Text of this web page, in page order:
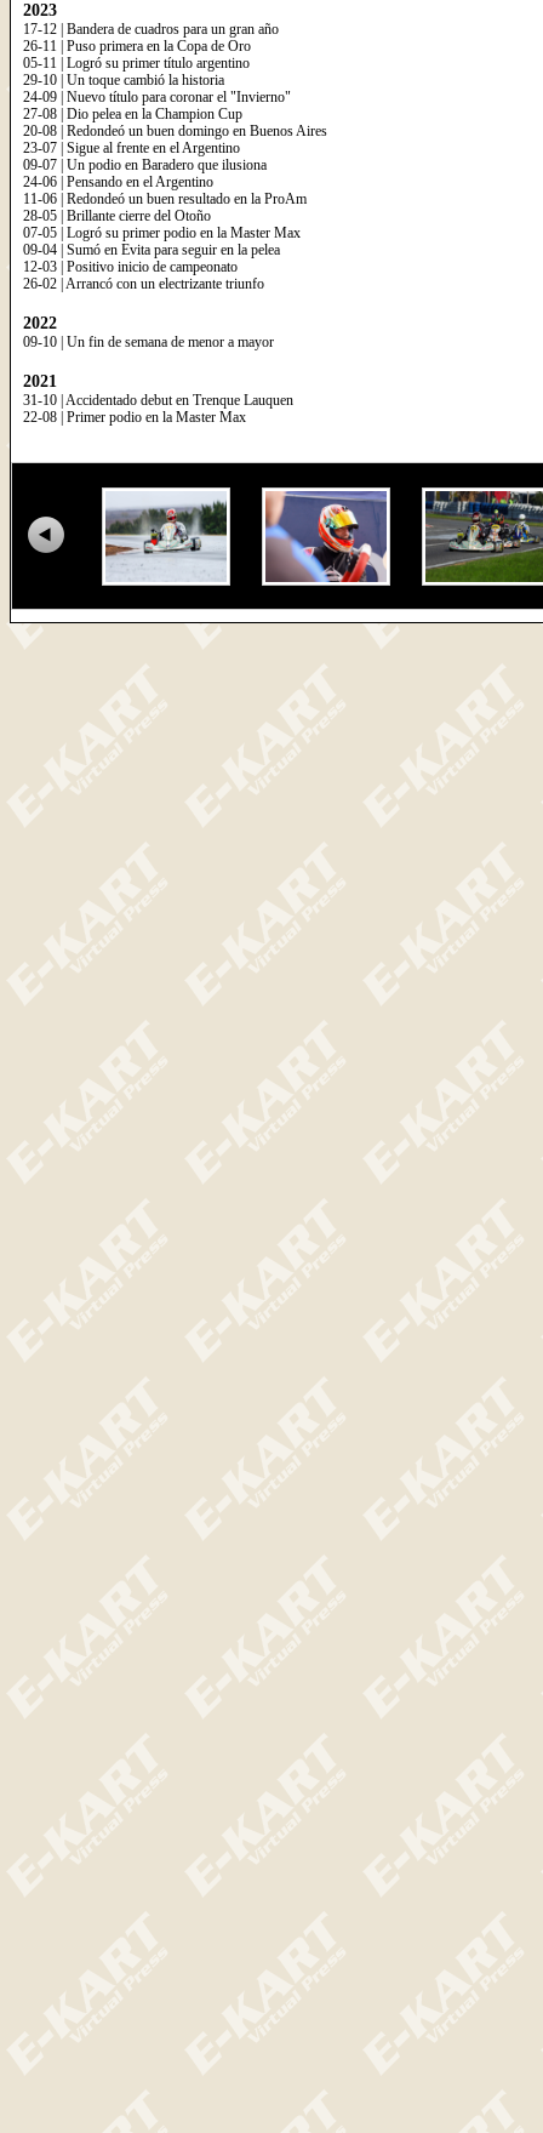
2023
17-12 | Bandera de cuadros para un gran año
26-11 | Puso primera en la Copa de Oro
05-11 | Logró su primer título argentino
29-10 | Un toque cambió la historia
24-09 | Nuevo título para coronar el "Invierno"
27-08 | Dio pelea en la Champion Cup
20-08 | Redondeó un buen domingo en Buenos Aires
23-07 | Sigue al frente en el Argentino
09-07 | Un podio en Baradero que ilusiona
24-06 | Pensando en el Argentino
11-06 | Redondeó un buen resultado en la ProAm
28-05 | Brillante cierre del Otoño
07-05 | Logró su primer podio en la Master Max
09-04 | Sumó en Evita para seguir en la pelea
12-03 | Positivo inicio de campeonato
26-02 | Arrancó con un electrizante triunfo
2022
09-10 | Un fin de semana de menor a mayor
2021
31-10 | Accidentado debut en Trenque Lauquen
22-08 | Primer podio en la Master Max